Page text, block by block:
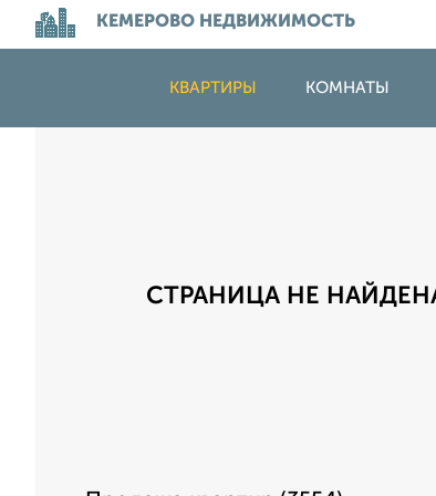
КЕМЕРОВО НЕДВИЖИМОСТЬ
КВАРТИРЫ КОМНАТЫ
СТРАНИЦА НЕ